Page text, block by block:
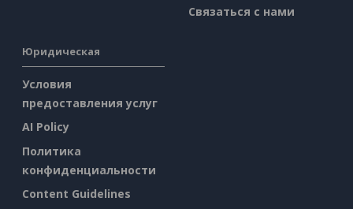
Связаться с нами
Юридическая
Условия
предоставления услуг
AI Policy
Политика
конфиденциальности
Content Guidelines